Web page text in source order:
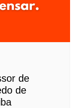
de
de